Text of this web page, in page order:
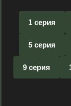
1 серия
5 серия
9 серия